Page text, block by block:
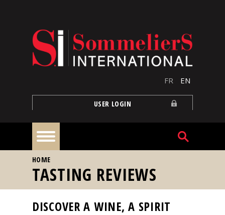
FR EN
USER LOGIN
Home
YOU ARE HERE
HOME
TASTING REVIEWS
DISCOVER A WINE, A SPIRIT